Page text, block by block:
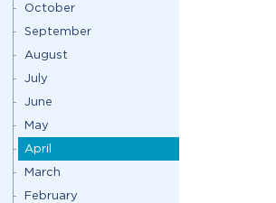
October
September
August
July
June
May
April
March
February